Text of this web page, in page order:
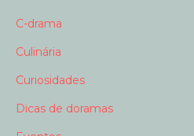
C-drama
Culinária
Curiosidades
Dicas de doramas